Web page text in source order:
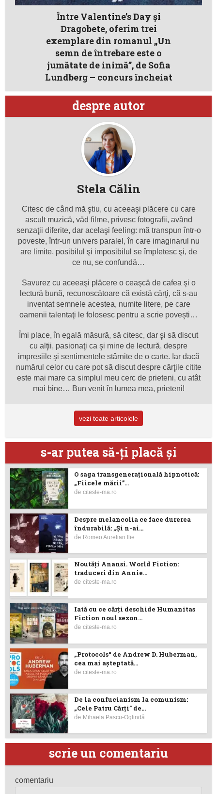
Între Valentine’s Day şi
Dragobete, oferim trei
exemplare din romanul „Un
semn de întrebare este o
jumătate de inimă”, de Sofia
Lundberg – concurs încheiat
despre autor
Stela Călin
Citesc de când mă ştiu, cu aceeaşi plăcere cu care
ascult muzică, văd filme, privesc fotografii, având
senzaţii diferite, dar acelaşi feeling: mă transpun într-o
poveste, într-un univers paralel, în care imaginarul nu
are limite, posibilul şi imposibilul se împletesc şi, de
ce nu, se confundă…
Savurez cu aceeaşi plăcere o ceaşcă de cafea şi o
lectură bună, recunoscătoare că există cărţi, că s-au
inventat semnele acestea, numite litere, pe care
oamenii talentaţi le folosesc pentru a scrie poveşti…
Îmi place, în egală măsură, să citesc, dar şi să discut
cu alţii, pasionaţi ca şi mine de lectură, despre
impresiile şi sentimentele stârnite de o carte. Iar dacă
numărul celor cu care pot să discut despre cărţile citite
este mai mare ca simplul meu cerc de prieteni, cu atât
mai bine… Bun venit în lumea mea, prieteni!
vezi toate articolele
s-ar putea să-ţi placă şi
O saga transgenerațională hipnotică:
„Fiicele mării”...
deciteste-ma.ro
Despre melancolia ce face durerea
îndurabilă: „Și n-ai...
de Romeo Aurelian Ilie
Noutăţi Anansi. World Fiction:
traduceri din Annie...
deciteste-ma.ro
Iată cu ce cărţi deschide Humanitas
Fiction noul sezon...
deciteste-ma.ro
„Protocols“ de Andrew D. Huberman,
cea mai așteptată...
deciteste-ma.ro
De la confucianism la comunism:
„Cele Patru Cărți” de...
de Mihaela Pascu-Oglindă
scrie un comentariu
comentariu